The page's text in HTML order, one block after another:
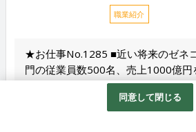
職業紹介
★お仕事No.1285 ■近い将来のゼネ
門の従業員数500名、売上1000億円
ています。 ■新しいゼネコンの誕生
同意して閉じる